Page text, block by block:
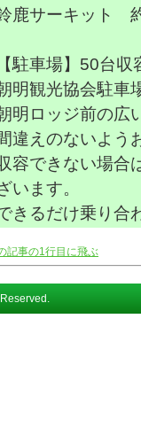
鹿サーキット
【駐車場】50台収
明観光協会駐車
明ロッジ前の広
違えのないよう
容できない場合
います。
きるだけ乗り合
記事の1行目に飛ぶ